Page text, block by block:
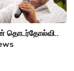
தொடர்தோல்வி..